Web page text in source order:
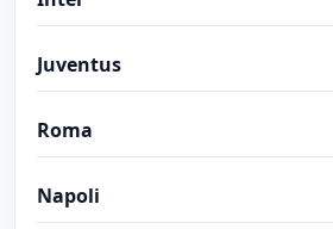
Juventus
Roma
Napoli